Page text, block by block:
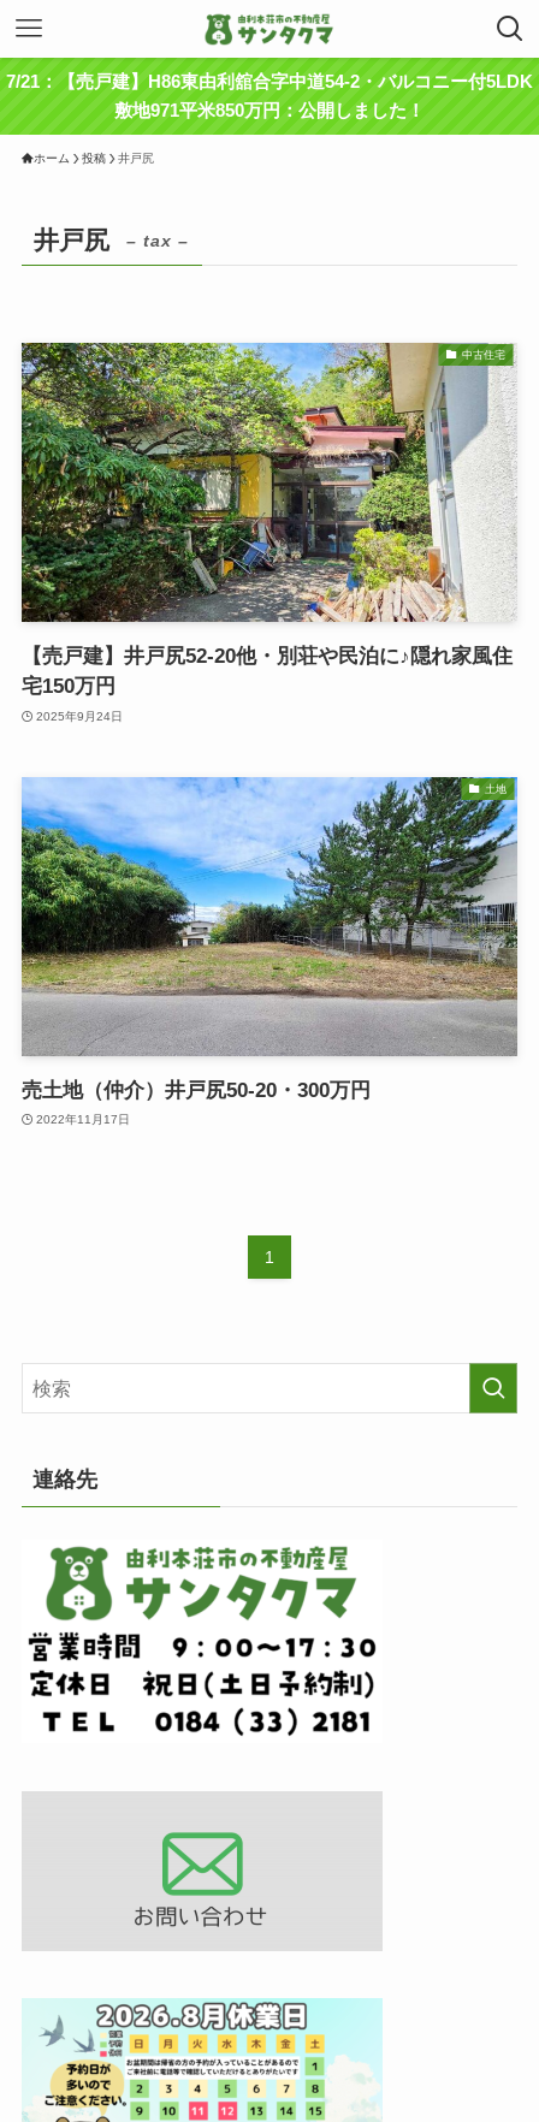
7/21：【売戸建】H86東由利舘合字中道54-2・バルコニー付5LDK
敷地971平米850万円：公開しました！
ホーム 投稿 井戸尻
井戸尻 – tax –
中古住宅
【売戸建】井戸尻52-20他・別荘や民泊に♪隠れ家風住
宅150万円
2025年9月24日
土地
売土地（仲介）井戸尻50-20・300万円
2022年11月17日
1
連絡先